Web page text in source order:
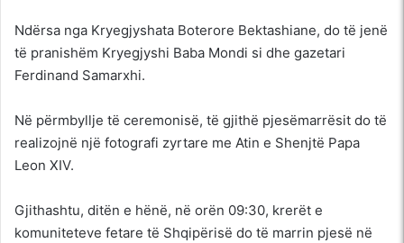
Ndërsa nga Kryegjyshata Boterore Bektashiane, do të jenë
të pranishëm Kryegjyshi Baba Mondi si dhe gazetari
Ferdinand Samarxhi.
Në përmbyllje të ceremonisë, të gjithë pjesëmarrësit do të
realizojnë një fotografi zyrtare me Atin e Shenjtë Papa
Leon XIV.
Gjithashtu, ditën e hënë, në orën 09:30, krerët e
komuniteteve fetare të Shqipërisë do të marrin pjesë në